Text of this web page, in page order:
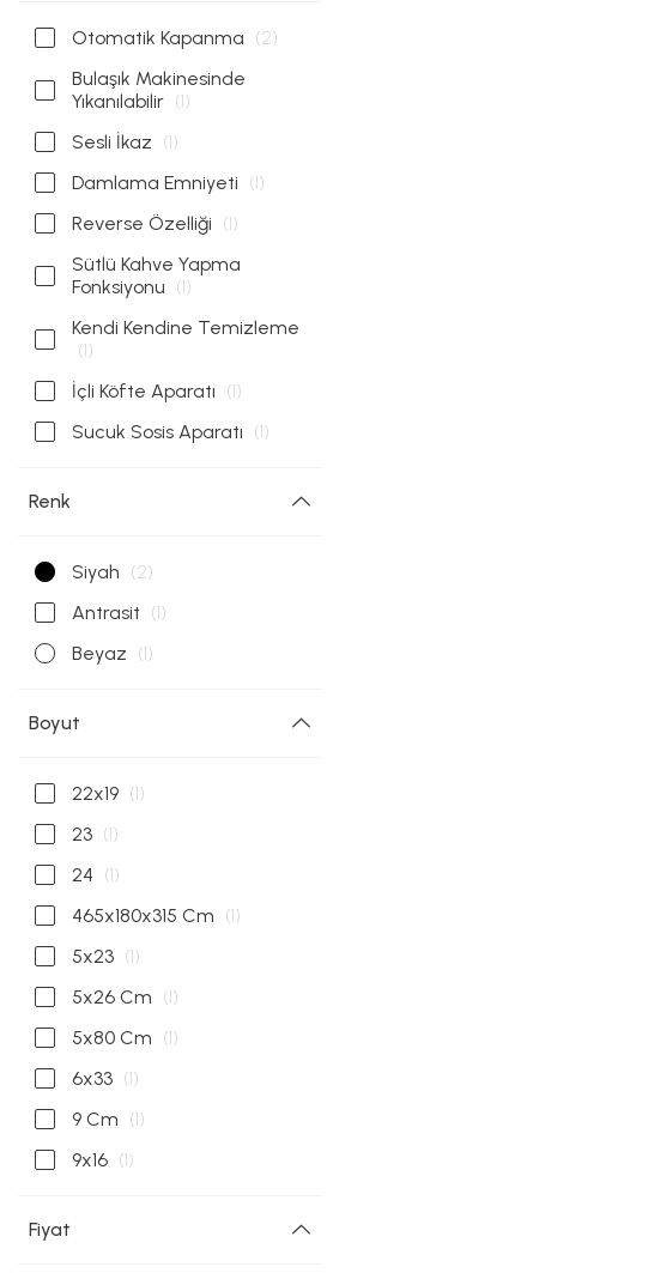
Otomatik Kapanma (2)
Bulaşık Makinesinde
Yıkanılabilir (1)
Sesli İkaz (1)
Damlama Emniyeti (1)
Reverse Özelliği (1)
Sütlü Kahve Yapma
Fonksiyonu (1)
Kendi Kendine Temizleme
(1)
İçli Köfte Aparatı (1)
Sucuk Sosis Aparatı (1)
Renk
Siyah (2)
Antrasit (1)
Beyaz (1)
Boyut
22x19 (1)
23 (1)
24 (1)
465x180x315 Cm (1)
5x23 (1)
5x26 Cm (1)
5x80 Cm (1)
6x33 (1)
9 Cm (1)
9x16 (1)
Fiyat